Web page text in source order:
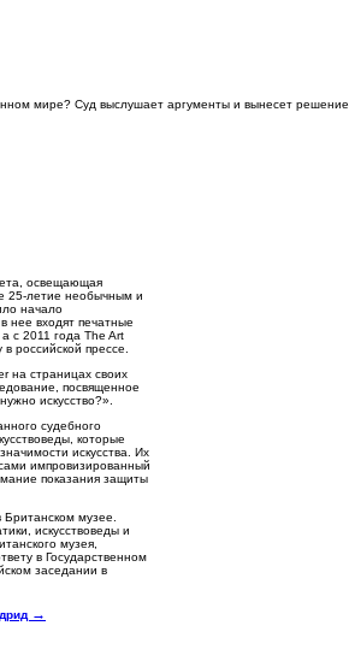
мире? Суд выслушает аргументы и вынесет решение
освещающая
25-летие необычным и
начало
нее входят печатные
с 2011 года The Art
российской прессе.
на страницах своих
посвященное
искусство?».
судебного
которые
искусства. Их
импровизированный
показания защиты
Британском музее.
искусствоведы и
музея,
в Государственном
заседании в
→